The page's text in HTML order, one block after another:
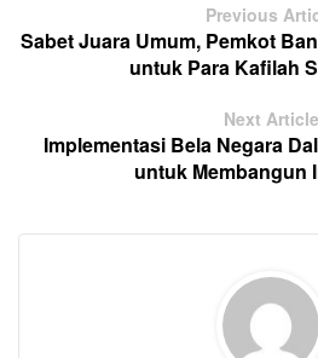
Previous
Sabet Juara Umum, Pemkot
untuk Para Kafilah
Next Article
Implementasi Bela Negara
untuk Membangun